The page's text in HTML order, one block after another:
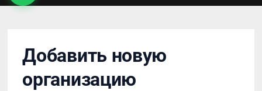
Добавить новую
организацию